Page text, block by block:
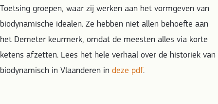
Toetsing groepen, waar zij werken aan het vormgeven van
biodynamische idealen. Ze hebben niet allen behoefte aan
het Demeter keurmerk, omdat de meesten alles via korte
ketens afzetten. Lees het hele verhaal over de historiek van
biodynamisch in Vlaanderen in deze pdf.